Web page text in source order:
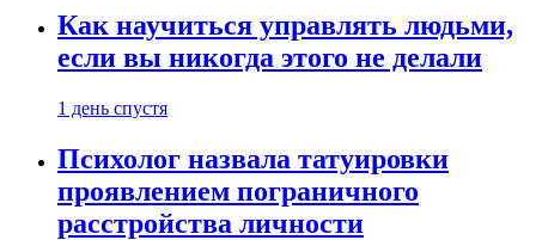
Как научиться управлять людьми,
если вы никогда этого не делали
1 день спустя
Психолог назвала татуировки
проявлением пограничного
расстройства личности